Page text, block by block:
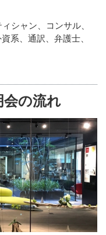
シャン、コンサル、
系、通訳、弁護士、
会の流れ